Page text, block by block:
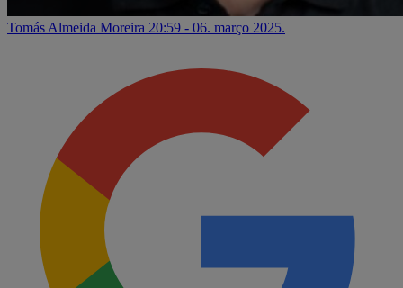
Tomás Almeida Moreira 20:59 - 06. março 2025.